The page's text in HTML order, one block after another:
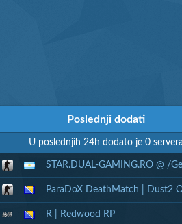
Poslednji dodati
U poslednjih 24h dodato je 0 servera
STAR.DUAL-GAMING.RO @ /
ParaDoX DeathMatch | Dust2
R | Redwood RP